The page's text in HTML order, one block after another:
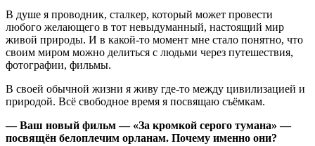
В душе я проводник, сталкер, который может провести
любого желающего в тот невыдуманный, настоящий мир
живой природы. И в какой‑то момент мне стало понятно, что
своим миром можно делиться с людьми через путешествия,
фотографии, фильмы.
В своей обычной жизни я живу где‑то между цивилизацией и
природой. Всё свободное время я посвящаю съёмкам.
— Ваш новый фильм — «За кромкой серого тумана» —
посвящён белоплечим орланам. Почему именно они?